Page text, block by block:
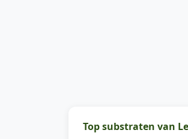
Top substraten van